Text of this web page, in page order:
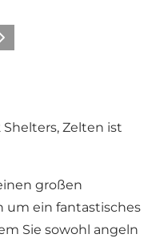
Zelten ist
großen
um ein fantastisches
Sie sowohl angeln